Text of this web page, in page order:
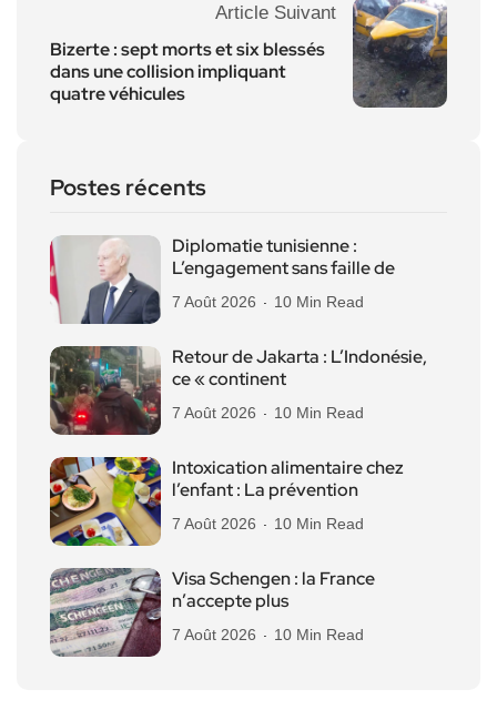
Article Suivant
Bizerte : sept morts et six blessés
dans une collision impliquant
quatre véhicules
Postes récents
Diplomatie tunisienne :
L’engagement sans faille de
7 Août 2026 10 Min Read
Retour de Jakarta : L’Indonésie,
ce « continent
7 Août 2026 10 Min Read
Intoxication alimentaire chez
l’enfant : La prévention
7 Août 2026 10 Min Read
Visa Schengen : la France
n’accepte plus
7 Août 2026 10 Min Read